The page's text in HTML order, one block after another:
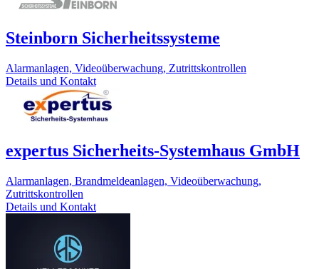
Steinborn Sicherheitssysteme
Alarmanlagen, Videoüberwachung, Zutrittskontrollen
Details und Kontakt
expertus Sicherheits-Systemhaus GmbH
Alarmanlagen, Brandmeldeanlagen, Videoüberwachung,
Zutrittskontrollen
Details und Kontakt